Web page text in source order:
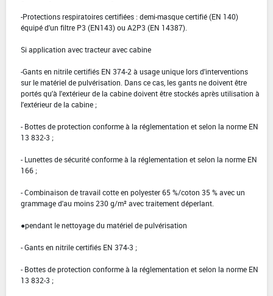
-Protections respiratoires certifiées : demi-masque certifié (EN 140)
équipé d'un filtre P3 (EN143) ou A2P3 (EN 14387).
Si application avec tracteur avec cabine
-Gants en nitrile certifiés EN 374-2 à usage unique lors d'interventions
sur le matériel de pulvérisation. Dans ce cas, les gants ne doivent être
portés qu'à l'extérieur de la cabine doivent être stockés après utilisation à
l'extérieur de la cabine ;
- Bottes de protection conforme à la réglementation et selon la norme EN
13 832-3 ;
- Lunettes de sécurité conforme à la réglementation et selon la norme EN
166 ;
- Combinaison de travail cotte en polyester 65 %/coton 35 % avec un
grammage d'au moins 230 g/m² avec traitement déperlant.
●pendant le nettoyage du matériel de pulvérisation
- Gants en nitrile certifiés EN 374-3 ;
- Bottes de protection conforme à la réglementation et selon la norme EN
13 832-3 ;